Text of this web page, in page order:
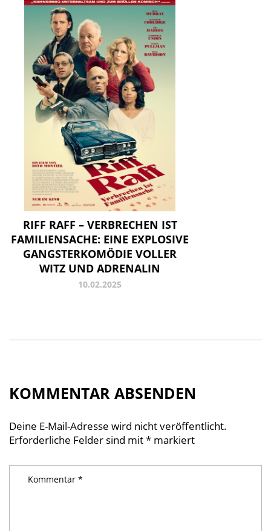
RIFF RAFF – VERBRECHEN IST
FAMILIENSACHE: EINE EXPLOSIVE
GANGSTERKOMÖDIE VOLLER
WITZ UND ADRENALIN
10.02.2025
KOMMENTAR ABSENDEN
Deine E-Mail-Adresse wird nicht veröffentlicht.
Erforderliche Felder sind mit* markiert